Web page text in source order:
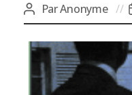
Auteur
de
l’article
ParAnonyme